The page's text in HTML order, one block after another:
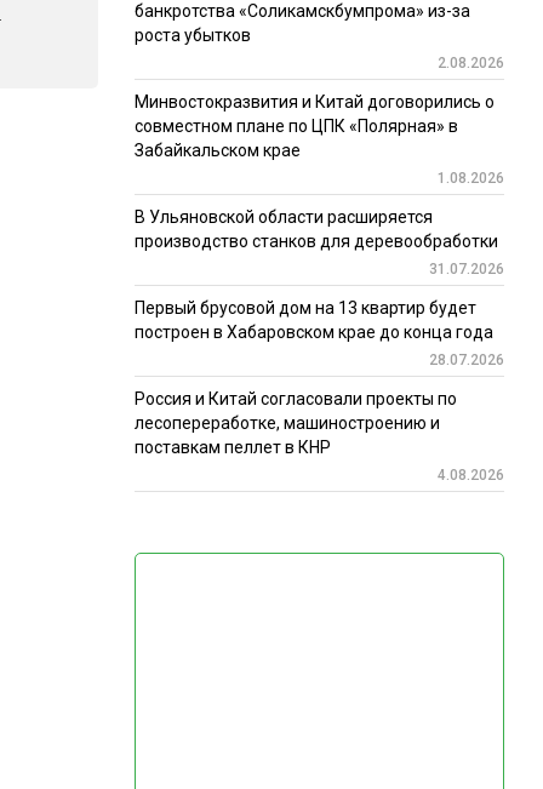
банкротства «Соликамскбумпрома» из-за
роста убытков
2.08.2026
Минвостокразвития и Китай договорились о
совместном плане по ЦПК «Полярная» в
Забайкальском крае
1.08.2026
В Ульяновской области расширяется
производство станков для деревообработки
31.07.2026
Первый брусовой дом на 13 квартир будет
построен в Хабаровском крае до конца года
28.07.2026
Россия и Китай согласовали проекты по
лесопереработке, машиностроению и
поставкам пеллет в КНР
4.08.2026